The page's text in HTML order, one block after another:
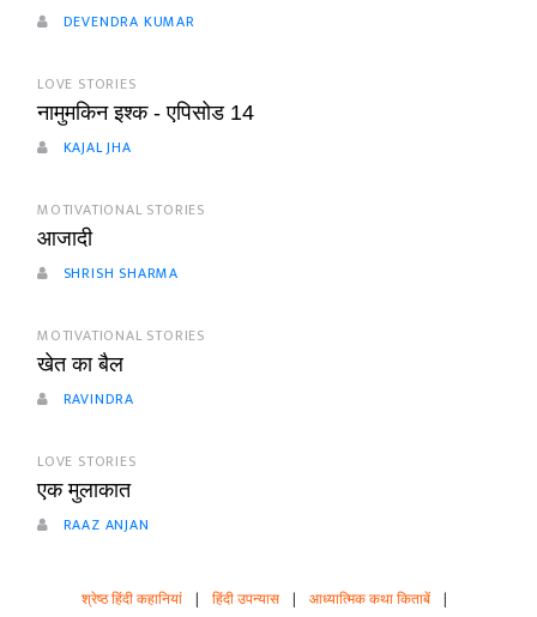
DEVENDRA KUMAR
LOVE STORIES
नामुमकिन इश्क - एपिसोड 14
KAJAL JHA
MOTIVATIONAL STORIES
आजादी
SHRISH SHARMA
MOTIVATIONAL STORIES
खेत का बैल
RAVINDRA
LOVE STORIES
एक मुलाकात
RAAZ ANJAN
श्रेष्ठ हिंदी कहानियां | हिंदी उपन्यास | आध्यात्मिक कथा किताबें |